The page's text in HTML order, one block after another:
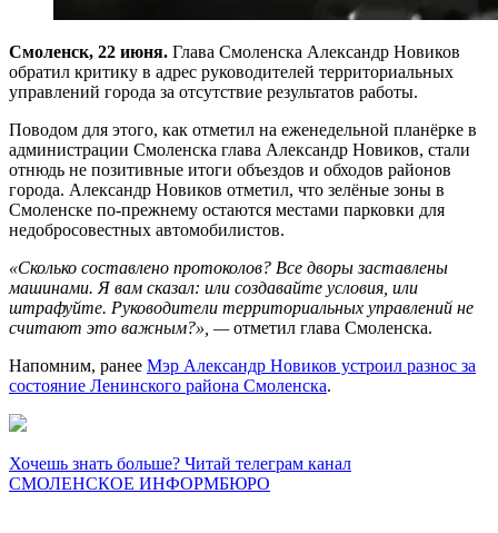
Смоленск, 22 июня. Глава Смоленска Александр Новиков
обратил критику в адрес руководителей территориальных
управлений города за отсутствие результатов работы.
Поводом для этого, как отметил на еженедельной планёрке в
администрации Смоленска глава Александр Новиков, стали
отнюдь не позитивные итоги объездов и обходов районов
города. Александр Новиков отметил, что зелёные зоны в
Смоленске по-прежнему остаются местами парковки для
недобросовестных автомобилистов.
«Сколько составлено протоколов? Все дворы заставлены
машинами. Я вам сказал: или создавайте условия, или
штрафуйте. Руководители территориальных управлений не
считают это важным?», —отметил глава Смоленска.
Напомним, ранее Мэр Александр Новиков устроил разнос за
состояние Ленинского района Смоленска.
Хочешь знать больше? Читай телеграм канал
СМОЛЕНСКОЕ ИНФОРМБЮРО